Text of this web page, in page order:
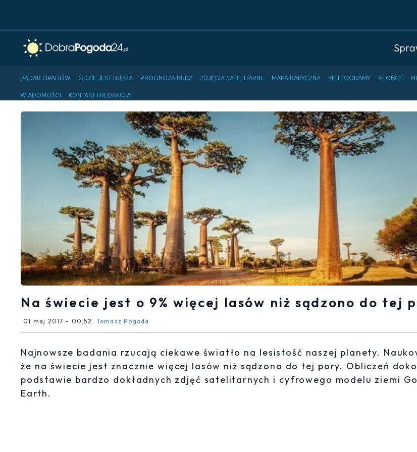
RADAR OPADÓW GDZIE JEST BURZA PROGNOZA BURZ ZDJĘCIA SATELITARNE MAPA BARYCZNA METEOGRAMY SŁOŃCE
WIADOMOŚCI KONTAKT I REDAKCJA
Na świecie jest o 9% więcej lasów niż sądzono do tej
01 maj 2017 - 00:52 Tomasz Pogoda
Najnowsze badania rzucają ciekawe światło na lesistość naszej planety.
że na świecie jest znacznie więcej lasów niż sądzono do tej pory. Obliczeń
podstawie bardzo dokładnych zdjęć satelitarnych i cyfrowego modelu ziemi
Earth.